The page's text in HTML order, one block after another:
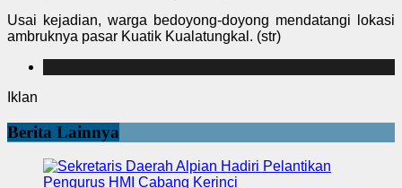
Usai kejadian, warga bedoyong-doyong mendatangi lokasi
ambruknya pasar Kuatik Kualatungkal. (str)
Iklan
Berita Lainnya